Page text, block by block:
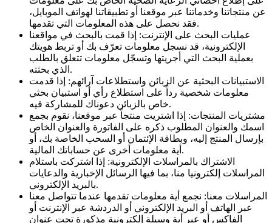
عن منتجاتنا وخدماتنا عبر موقعنا أو تطبيقاتنا لهواتف الموبايل،
فقد نحصل على هذه المعلومات التي تقدمها.
عمليات البحث على الإنترنت: إذا قمت بالبحث في مواقعنا
الإلكترونية، قد نسجل معلومات تعرّف بك أو تربط هويتك
بعملية البحث التي أجريتها وتسجّل معلومات تتعلق بالطلب
الذي بحثته.
الاستبيانات البحثية عن الزبائن واستطلاعات آرائهم: إذا قدمت
معلومات شخصية رداً على استطلاع رأي أو استبيان بحثي
خاص بالزبائن دعوناك للمشاركة فيه.
مشتريات المنتجات: إذا اشتريت منتجاً عبر موقعنا، نقوم بجمع
اسمك والعنوان المطلوب ذكره على الفاتورة والعنوان الخاص
بإرسال المنتج إليه، وبطاقة الإئتمان أو السحب الخاصة بك، أو
أية معلومات أخرى عن حساباتك المالية.
الاشتراك بالمراسلات الإلكترونية: إذا اشتركت باستلام
المراسلات إلكترونيا منا، بما فيها الرسائل الإخبارية والدعايات
بالبريد الإلكتروني.
المراسلات معنا: نجمع أية معلومات تقدمها عندما تتواصل معنا
عبر الهاتف أو البريد الإلكتروني أو الدردشة عبر الإنترنت أو
الفاكس أو عبر أية وسيلة إلكترونية مذكورة تحت عنوان